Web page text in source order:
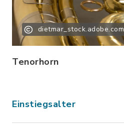
dietmar_stock.adobe.com
Tenorhorn
Einstiegsalter